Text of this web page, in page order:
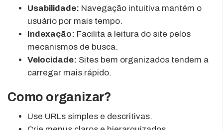
Usabilidade: Navegação intuitiva mantém o
usuário por mais tempo.
Indexação: Facilita a leitura do site pelos
mecanismos de busca.
Velocidade: Sites bem organizados tendem a
carregar mais rápido.
Como organizar?
Use URLs simples e descritivas.